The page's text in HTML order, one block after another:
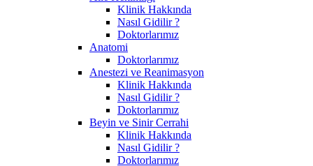
Klinik Hakkında
Nasıl Gidilir ?
Doktorlarımız
Anatomi
Doktorlarımız
Anestezi ve Reanimasyon
Klinik Hakkında
Nasıl Gidilir ?
Doktorlarımız
Beyin ve Sinir Cerrahi
Klinik Hakkında
Nasıl Gidilir ?
Doktorlarımız